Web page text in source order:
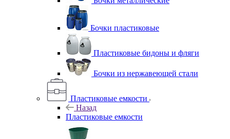
Бочки пластиковые
Пластиковые бидоны и фляги
Бочки из нержавеющей стали
Пластиковые емкости
Назад
Пластиковые емкости